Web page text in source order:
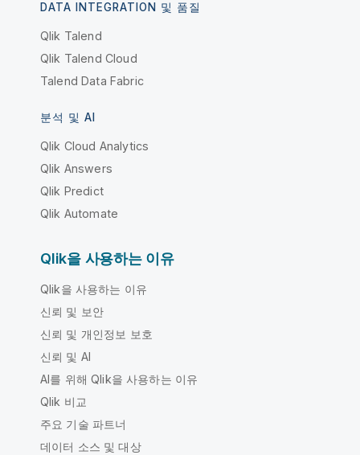
DATA INTEGRATION 및 품질
Qlik Talend
Qlik Talend Cloud
Talend Data Fabric
분석 및 AI
Qlik Cloud Analytics
Qlik Answers
Qlik Predict
Qlik Automate
Qlik을 사용하는 이유
Qlik을 사용하는 이유
신뢰 및 보안
신뢰 및 개인정보 보호
신뢰 및 AI
AI를 위해 Qlik을 사용하는 이유
Qlik 비교
주요 기술 파트너
데이터 소스 및 대상